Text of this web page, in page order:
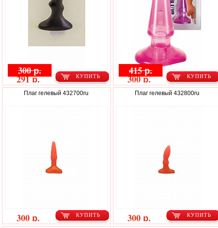
КУПИТЬ
300 р.
291 р. КУПИТЬ
415 р.
300 р.
Плаг гелевый 432700ru
КУПИТЬ
300 р.
Плаг гелевый 432800ru
КУПИТЬ
300 р.